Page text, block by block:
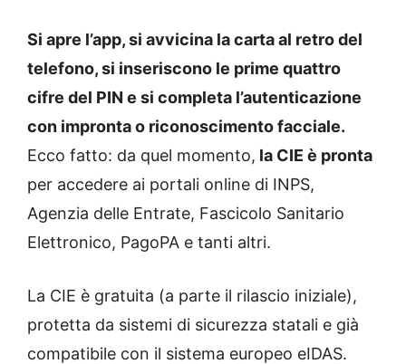
Si apre l’app, si avvicina la carta al retro del
telefono, si inseriscono le prime quattro
cifre del PIN e si completa l’autenticazione
con impronta o riconoscimento facciale.
Ecco fatto: da quel momento, la CIE è pronta
per accedere ai portali online di INPS,
Agenzia delle Entrate, Fascicolo Sanitario
Elettronico, PagoPA e tanti altri.
La CIE è gratuita (a parte il rilascio iniziale),
protetta da sistemi di sicurezza statali e già
compatibile con il sistema europeo eIDAS.